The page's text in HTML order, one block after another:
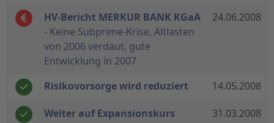
HV-Bericht MERKUR BANK KGaA
- Keine Subprime-Krise, Altlasten
von 2006 verdaut, gute
Entwicklung in 2007
24.06.2008
Risikovorsorge wird reduziert 14.05.2008
Weiter auf Expansionskurs 31.03.2008